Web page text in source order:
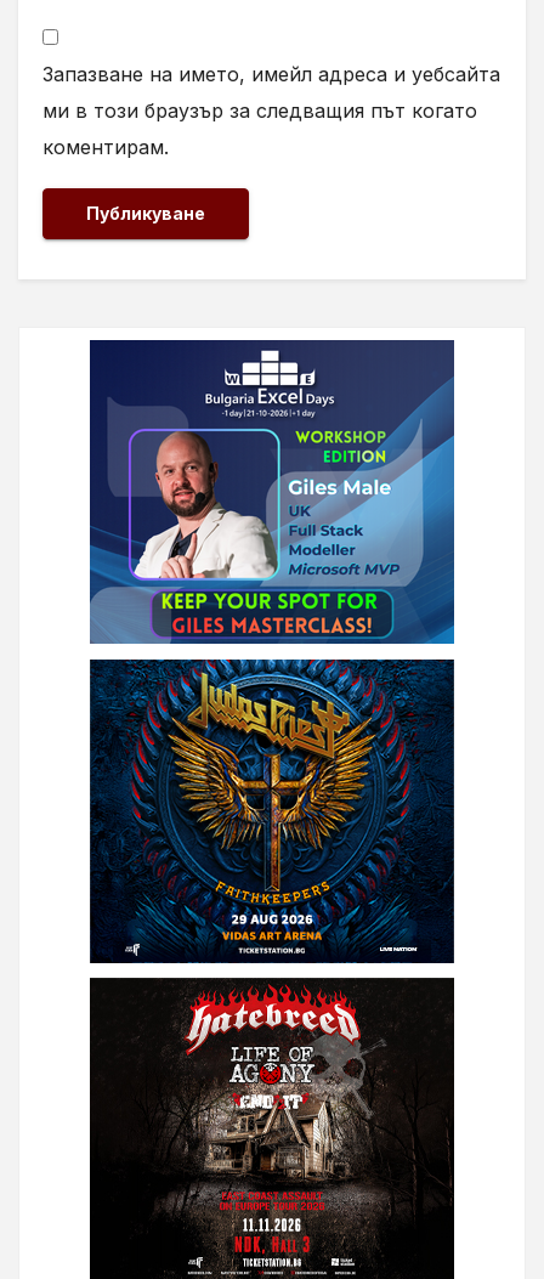
Запазване на името, имейл адреса и уебсайта
ми в този браузър за следващия път когато
коментирам.